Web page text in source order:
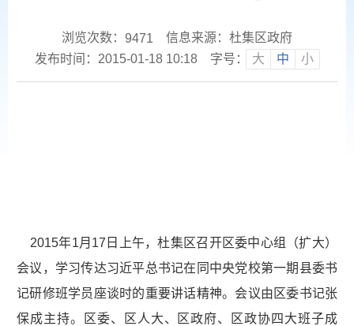
浏览次数： 9471
信息来源：杜集区政府
发布时间：2015-01-18 10:18
字号： 大 中 小
2015年1月17日上午，杜集区召开区委中心组（扩大）
会议，学习传达习近平总书记在同中央党校第一期县委书
记研修班学员座谈时的重要讲话精神。会议由区委书记张
保成主持。区委、区人大、区政府、区政协四大班子成